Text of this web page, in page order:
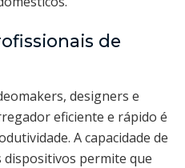
de
designers e
eficiente e rápido é
A capacidade de
permite que